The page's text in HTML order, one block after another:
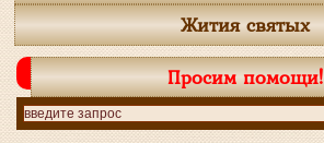
Жития святых
Просим помощи!